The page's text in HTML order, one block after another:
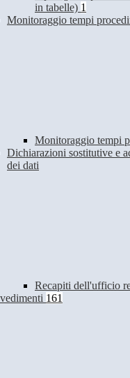
in tabelle) 1
Monitoraggio tempi
Monitoraggio tempi
Dichiarazioni sostitutive e
dei dati
Recapiti dell'ufficio
161